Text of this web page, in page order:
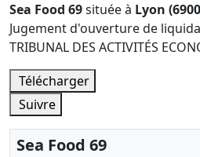
Sea Food 69située à Lyon
Jugement d'ouverture de
TRIBUNAL DES ACTIVITÉS
Télécharger
Suivre
Sea Food 69